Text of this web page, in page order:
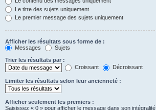
Le titre des sujets uniquement
Le premier message des sujets uniquement
Afficher les résultats sous forme de :
Messages
Sujets
Trier les résultats par :
Croissant
Décroissant
Limiter les résultats selon leur ancienneté :
Afficher seulement les premiers :
Saisissez « 0 » pour afficher le message dans son intégralité.